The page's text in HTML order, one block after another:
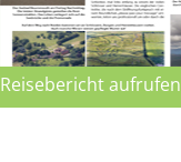
Reisebericht aufrufen